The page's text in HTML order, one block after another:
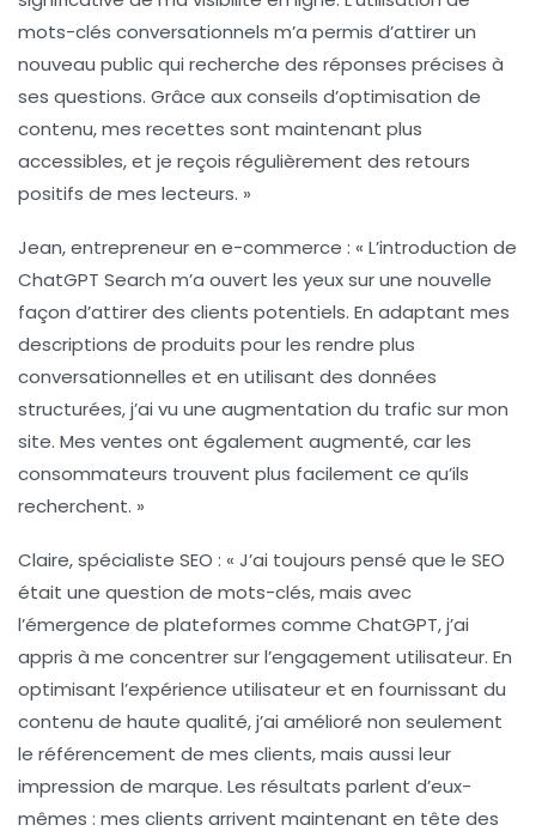
mots-clés conversationnels m’a permis d’attirer un
nouveau public qui recherche des réponses précises à
ses questions. Grâce aux conseils d’optimisation de
contenu, mes recettes sont maintenant plus
accessibles, et je reçois régulièrement des retours
positifs de mes lecteurs. »
Jean, entrepreneur en e-commerce : « L’introduction de
ChatGPT Search m’a ouvert les yeux sur une nouvelle
façon d’attirer des clients potentiels. En adaptant mes
descriptions de produits pour les rendre plus
conversationnelles et en utilisant des données
structurées, j’ai vu une augmentation du trafic sur mon
site. Mes ventes ont également augmenté, car les
consommateurs trouvent plus facilement ce qu’ils
recherchent. »
Claire, spécialiste SEO : « J’ai toujours pensé que le SEO
était une question de mots-clés, mais avec
l’émergence de plateformes comme ChatGPT, j’ai
appris à me concentrer sur l’engagement utilisateur. En
optimisant l’expérience utilisateur et en fournissant du
contenu de haute qualité, j’ai amélioré non seulement
le référencement de mes clients, mais aussi leur
impression de marque. Les résultats parlent d’eux-
mêmes : mes clients arrivent maintenant en tête des